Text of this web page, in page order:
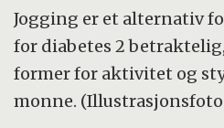
Jogging er et alternativ
for diabetes 2
former for aktivitet og
monne.